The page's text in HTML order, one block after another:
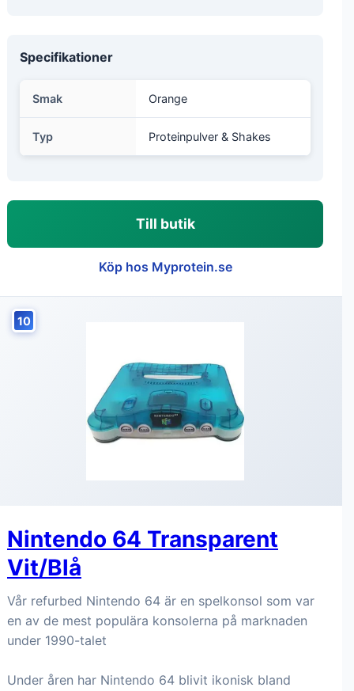
Specifikationer
Smak Orange
Typ Proteinpulver & Shakes
Till butik
Köp hos Myprotein.se
10
Nintendo 64 Transparent
Vit/Blå
Vår refurbed Nintendo 64 är en spelkonsol som var
en av de mest populära konsolerna på marknaden
under 1990-talet
Under åren har Nintendo 64 blivit ikonisk bland